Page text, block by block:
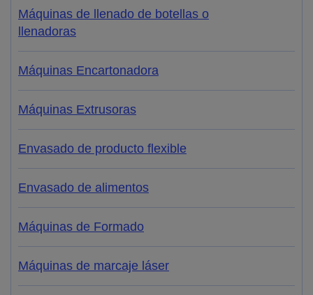
Máquinas de llenado de botellas o
llenadoras
Máquinas Encartonadora
Máquinas Extrusoras
Envasado de producto flexible
Envasado de alimentos
Máquinas de Formado
Máquinas de marcaje láser